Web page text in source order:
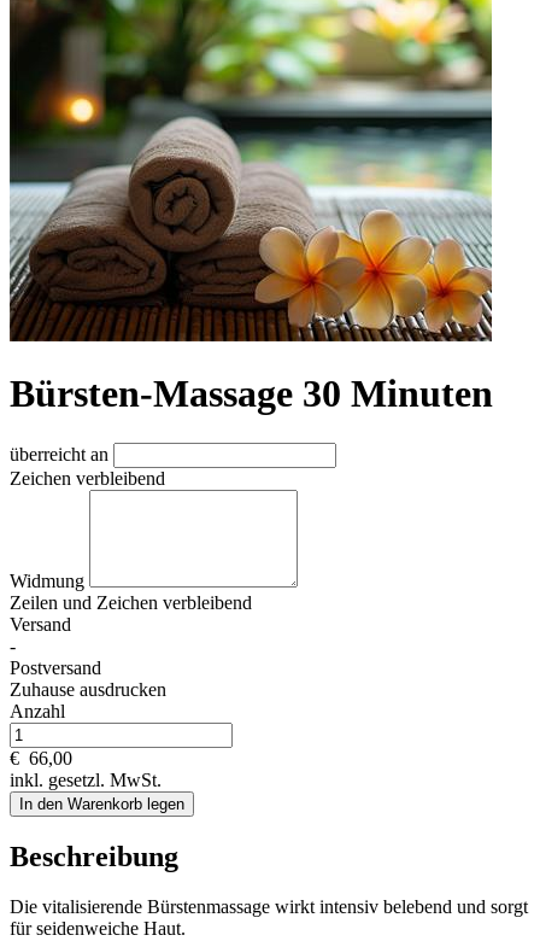
Bürsten-Massage 30 Minuten
überreicht an
Zeichen verbleibend
Widmung
Zeilen und Zeichen verbleibend
Versand
-
Postversand
Zuhause ausdrucken
Anzahl
€ 66,00
inkl. gesetzl. MwSt.
In den Warenkorb legen
Beschreibung
Die vitalisierende Bürstenmassage wirkt intensiv belebend und sorgt
für seidenweiche Haut.